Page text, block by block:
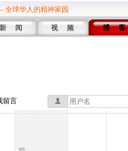
全球华人的精神家园
新 闻 视 频 博 客
留言